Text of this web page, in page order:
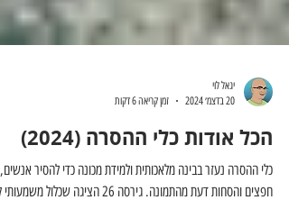
20 בדצמ׳ 2024
זמן קריאה 6 דקות
הכל אודות כלי ההסרה (2024)